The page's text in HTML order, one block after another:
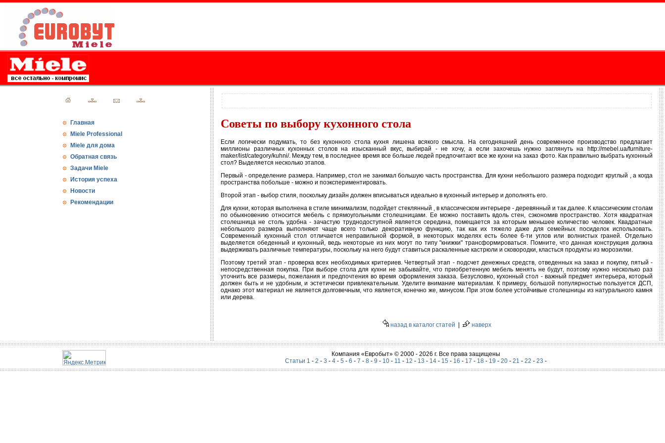
Главная
Miele Professional
Miele для дома
Обратная связь
Задачи Miele
История успеха
Новости
Рекомендации
Советы по выбору кухонного стола
Если логически подумать, то без кухонного стола кухня лишена всякого смысла. На сегодняшний день современное производство предлагает
миллионы различных кухонных столов на изысканный вкус, выбирай - не хочу, а если захочешь нужно заглянуть на http://mebel.ua/furniture-
maker/list/category/kuhni/. Между тем, в последнее время все больше людей предпочитают все же кухни на заказ фото. Как правильно выбрать кухонный
стол? Выделяется несколько этапов.
Первый - определение размера. Например, стол не занимал большую часть пространства. Для кухни небольшого размера подходит круглый , а когда
пространства побольше - можно и поэкспериментировать.
Второй этап - выбор стиля, поскольку дизайн должен вписываться идеально в кухонный интерьер и дополнять его.
Для кухни, которая выполнена в стиле минимализм, подойдет стеклянный , в классическом интерьере - деревянный и так далее. К классическим столам
по обыкновению относится мебель с прямоугольными столешницами. Ее можно поставить вдоль стен, сэкономив пространство. Хотя квадратная
столешница не столь удобна - зачастую труднодоступной является середина, помещается за которым меньшее количество человек. Квадратные
небольшого размера выполняют чаще всего только декоративную функцию, так как их тяжело даже для семейных посиделок использовать.
Современный кухонный стол отличается неправильной формой, в некоторых моделях есть более 6-ти углов или волнистых граней. Отдельно
выделяется обеденный и кухонный, ведь некоторые из них могут по типу "книжки" трансформироваться. Помните, что данная конструкция должна
выдерживать различные температуры, поскольку на него будут ставиться раскаленные кастрюли и сковородки, класться продукты из морозилки.
Поэтому третий этап - проверка всех необходимых критериев. Четвертый этап - подсчет денежных средств, отведенных на заказ и покупку, пятый -
непосредственная покупка. При выборе стола для кухни не забывайте, что приобретенную мебель менять не будут, поэтому нужно несколько раз
уточнить все размеры, пожелания и предпочтения во время оформления заказа. Безусловно, кухонный стол - важный предмет интерьера, который
должен быть и не удобным, и эстетически привлекательным. Уделите внимание материалам. К примеру, большой популярностью пользуется ДСП,
однако этот материал не является долговечным, что является, конечно же, минусом. При этом более устойчивые столешницы из натурального камня
или дерева.
назад в каталог статей наверх
Компания «Евробыт» © 2000 - 2026 г. Все права защищены
Статьи 1 - 2 - 3 - 4- 5 - 6 - 7 - 8- 9 - 10- 11 - 12 - 13 - 14- 15 - 16 - 17 - 18- 19 - 20- 21 - 22 - 23 -